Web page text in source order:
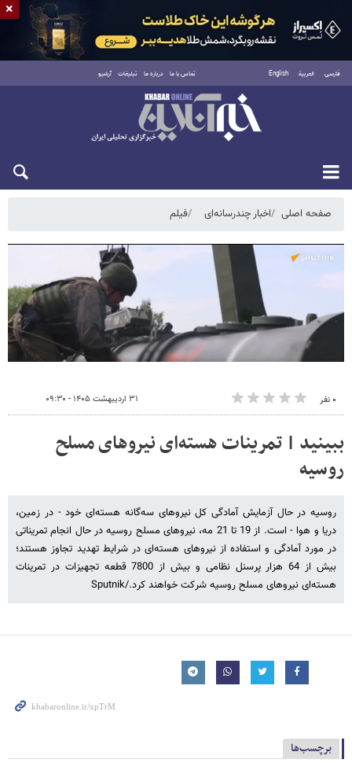
فارسی العربية English تماس با ما درباره ما تبلیغات آرشیو
شنبه ۱۷ مرداد ۱۴۰۵
صفحه اصلی اخبار چندرسانه‌ای فیلم
۰ نفر ۳۱ اردیبهشت ۱۴۰۵ - ۰۹:۳۰
ببینید | تمرینات هسته‌ای نیروهای مسلح
روسیه
روسیه در حال آزمایش آمادگی کل نیروهای سه‌گانه هسته‌ای خود - در زمین،
دریا و هوا - است. از 19 تا 21 مه، نیروهای مسلح روسیه در حال انجام تمریناتی
در مورد آمادگی و استفاده از نیروهای هسته‌ای در شرایط تهدید تجاوز هستند؛
بیش از 64 هزار پرسنل نظامی و بیش از 7800 قطعه تجهیزات در تمرینات
هسته‌ای نیروهای مسلح روسیه شرکت خواهند کرد./Sputnik
برچسب‌ها
×